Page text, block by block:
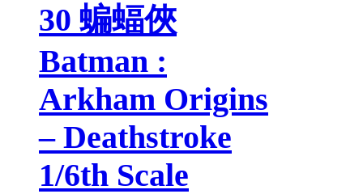
30 蝙蝠俠
Batman :
Arkham Origins
– Deathstroke
1/6th Scale